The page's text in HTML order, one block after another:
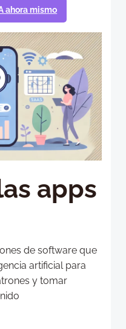
ahora mismo
apps
de software que
artificial para
y tomar